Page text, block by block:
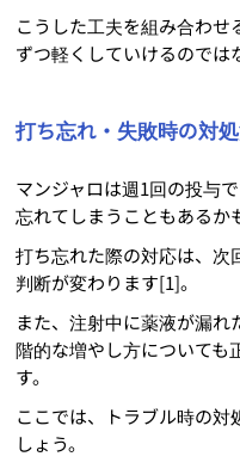
こうした工夫を組み合わせ
ずつ軽くしていけるのでは
打ち忘れ・失敗時の対
マンジャロは週1回の投与
忘れてしまうこともあるか
打ち忘れた際の対応は、次
判断が変わります[1]。
また、注射中に薬液が漏
階的な増やし方についても
す。
ここでは、トラブル時の対
しょう。